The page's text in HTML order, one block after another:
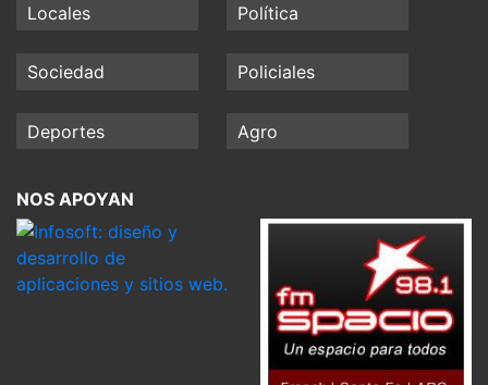
Locales
Política
Sociedad Policiales
Deportes Agro
NOS APOYAN